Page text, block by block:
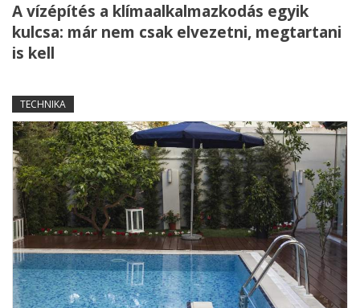
A vízépítés a klímaalkalmazkodás egyik
kulcsa: már nem csak elvezetni, megtartani
is kell
TECHNIKA